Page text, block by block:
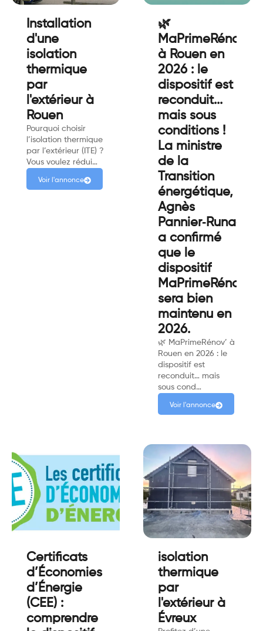
Installation
d'une
isolation
thermique
par
l'extérieur à
Rouen
Pourquoi choisir
l’isolation thermique
par l’extérieur (ITE) ?
Vous voulez rédui…
Voir l'annonce
🌿
MaPrimeRénov’
à Rouen en
2026 : le
dispositif est
reconduit...
mais sous
conditions !
La ministre
de la
Transition
énergétique,
Agnès
a confirmé
que le
dispositif
MaPrimeRénov’
sera bien
maintenu en
2026.
🌿 MaPrimeRénov’ à
Rouen en 2026 : le
dispositif est
reconduit… mais
sous cond…
Voir l'annonce
Certificats
d’Économies
d’Énergie
(CEE) :
comprendre
isolation
thermique
par
l'extérieur à
Évreux